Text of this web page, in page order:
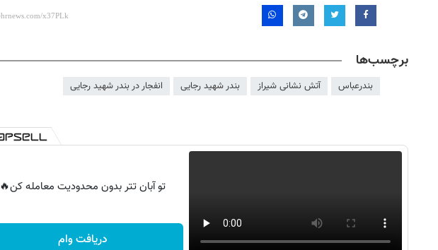
برچسب‌ها
بندرعباس آتش نشانی شیراز بندر شهید رجایی انفجار در بندر شهید رجایی
تو آبان تتر بدون محدودیت معامله کن🔥
دریافت وام